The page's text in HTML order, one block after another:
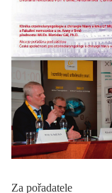
Za pořadatele